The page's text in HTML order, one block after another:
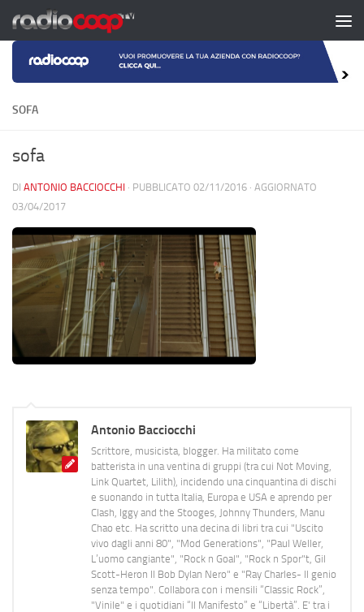
Salta al contenuto
SOFA
sofa
DI ANTONIO BACCIOCCHI · PUBBLICATO 02/11/2016 · AGGIORNATO
03/04/2017
Antonio Bacciocchi
Scrittore, musicista, blogger. Ha militato come
batterista in una ventina di gruppi (tra cui Not Moving,
Link Quartet, Lilith), incidendo una cinquantina di dischi
e suonando in tutta Italia, Europa e USA e aprendo per
Clash, Iggy and the Stooges, Johnny Thunders, Manu
Chao etc. Ha scritto una decina di libri tra cui "Uscito
vivo dagli anni 80", "Mod Generations", "Paul Weller,
L’uomo cangiante", "Rock n Goal", "Rock n Spor"t, Gil
Scott-Heron Il Bob Dylan Nero" e "Ray Charles- Il genio
senza tempo". Collabora con i mensili “Classic Rock”,
"Vinile" e i quotidiani “Il Manifesto” e “Libertà”. E' tra i